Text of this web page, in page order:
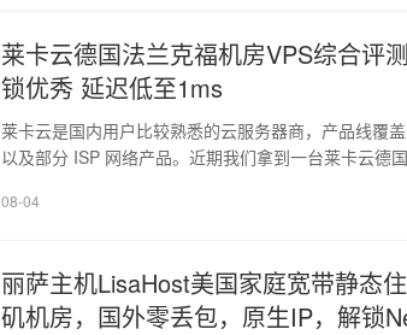
莱卡云德国法兰克福机房VPS综合评
锁优秀 延迟低至1ms
莱卡云是国内用户比较熟悉的云服务器商，产品线覆
以及部分 ISP 网络产品。近期我们拿到一台莱卡云德
/>img.wp-smiley, img.emoji {display: inline
08-04
丽萨主机LisaHost美国家庭宽带静态
矶机房，国外零丢包，原生IP，解锁